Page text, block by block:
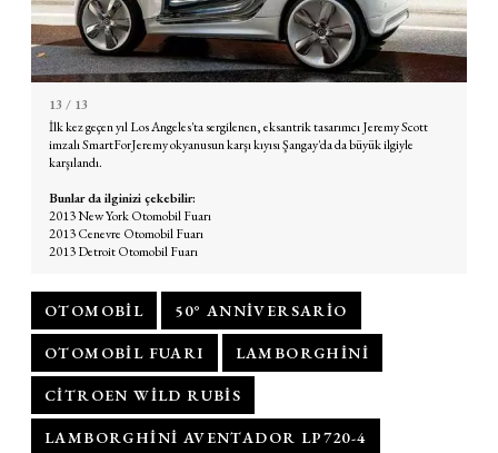
13 / 13
İlk kez geçen yıl Los Angeles'ta sergilenen, eksantrik tasarımcı Jeremy Scott
imzalıSmartForJeremyokyanusun karşı kıyısı Şangay'da da büyük ilgiyle
karşılandı.
Bunlar da ilginizi çekebilir:
2013 New York Otomobil Fuarı
2013 Cenevre Otomobil Fuarı
2013 Detroit Otomobil Fuarı
OTOMOBIL 50° ANNIVERSARIO
OTOMOBIL FUARI LAMBORGHINI
CITROEN WILD RUBIS
LAMBORGHINI AVENTADOR LP720-4